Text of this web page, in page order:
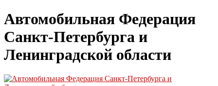
Автомобильная Федерация
Санкт-Петербурга и
Ленинградской области